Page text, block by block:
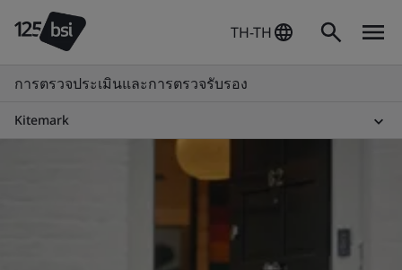
TH-TH
การตรวจประเมินและการตรวจรับรอง
Kitemark